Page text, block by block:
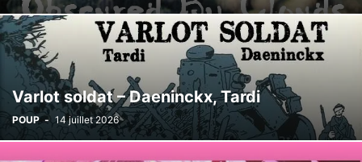
Varlot soldat – Daeninckx, Tardi
POUP - 14 juillet 2026